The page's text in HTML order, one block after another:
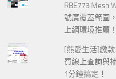
RBE773 Mesh
號廣覆蓋範圍
上網環境推薦
[熊愛生活]繳
費線上查詢與
1分鐘搞定！